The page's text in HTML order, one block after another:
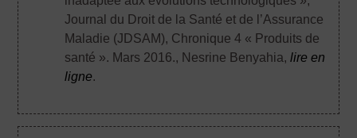
Journal du Droit de la Santé et de l’Assurance
Maladie (JDSAM), Chronique 4 « Produits de
santé ». Mars 2016., Nesrine Benyahia,lire en
ligne.